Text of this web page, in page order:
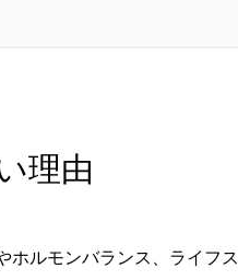
理由
ルモンバランス、ライフ